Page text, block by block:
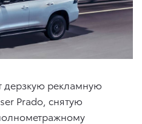
дерзкую рекламную
Prado, снятую